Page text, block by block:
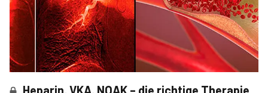
Heparin, VKA, NOAK – die richtige Therapie